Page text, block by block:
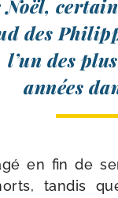
Noël,
des
des
années
en fin de
tan­dis